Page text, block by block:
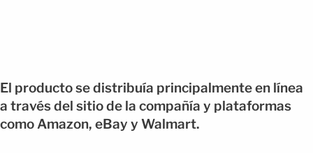
El producto se distribuía principalmente en línea
a través del sitio de la compañía y plataformas
como Amazon, eBay y Walmart.